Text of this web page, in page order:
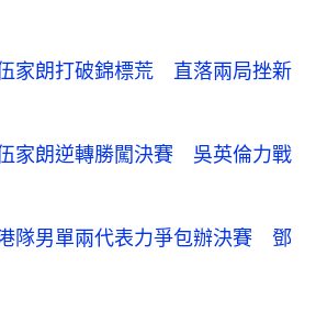
家朗打破錦標荒 直落兩局挫新
家朗逆轉勝闖決賽 吳英倫力戰
隊男單兩代表力爭包辦決賽 鄧